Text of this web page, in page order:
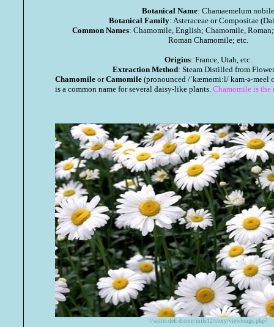
Botanical Name: Chamaemelum nobile
Botanical Family: Asteraceae or Compositae
Common Names: Chamomile, English; Chamomile,
Roman Chamomile; etc.
Origins: France, Utah, etc.
Extraction Method: Steam Distilled from
ChamomileorCamomile(pronounced /ˈkæmɵmiːl/ kam-ə-meel
is a common name for several daisy-like plants. Chamomile is
//writer.dek-d.com/mils12/story/viewlongc.php?